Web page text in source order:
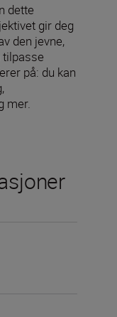
dette
gir deg
den jevne,
på: du kan
mer.